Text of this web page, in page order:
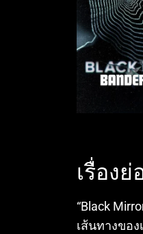
เรื่องย่
“Black
เส้นทางขอ